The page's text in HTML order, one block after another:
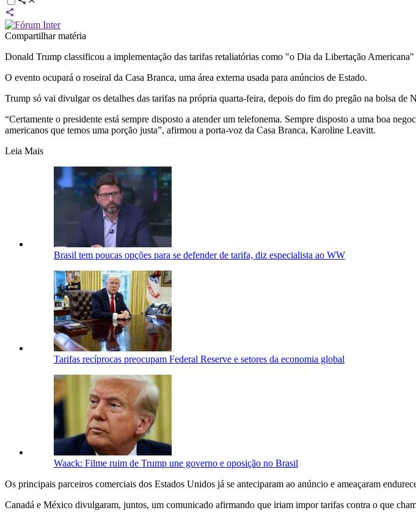
Compartilhar matéria
Donald Trump classificou a implementação das tarifas retaliatórias como "o Dia da Libertação
O evento ocupará o roseiral da Casa Branca, uma área externa usada para anúncios de Estado.
Trump só vai divulgar os detalhes das tarifas na própria quarta-feira, depois do fim do pregão na bolsa de
“Certamente o presidente está sempre disposto a atender um telefonema. Sempre disposto a uma boa
americanos que temos uma porção justa”, afirmou a porta-voz da Casa Branca, Karoline Leavitt.
Leia Mais
Brasil tem poucas opções para se defender de tarifa, diz especialista ao WW
Tarifas recíprocas preocupam Federal Reserve e setores da economia global
Waack: Filme ruim de Trump une governo e oposição no Brasil
Os principais parceiros comerciais dos Estados Unidos já se anteciparam ao anúncio e ameaçaram
Canadá e México divulgaram, juntos, um comunicado afirmando que iriam impor tarifas contra o que